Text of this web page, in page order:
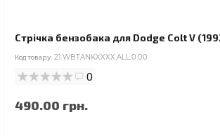
Стрічка бензобака для Dodge Colt V
Код товару: 21.WBTANKXXXX.ALL.0.00
0
490.00 грн.